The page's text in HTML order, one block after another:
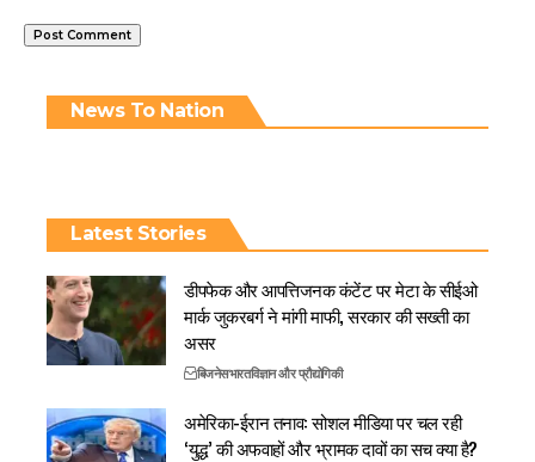
News To Nation
Latest Stories
डीपफेक और आपत्तिजनक कंटेंट पर मेटा के सीईओ
मार्क जुकरबर्ग ने मांगी माफी, सरकार की सख्ती का
असर
बिजनेसभारतविज्ञान और प्रौद्योगिकी
अमेरिका-ईरान तनाव: सोशल मीडिया पर चल रही
‘युद्ध’ की अफवाहों और भ्रामक दावों का सच क्या है?